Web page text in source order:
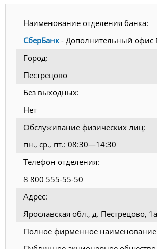
Наименование отделения банка:
СберБанк - Дополнительный
Город:
Пестрецово
Без выходных:
Нет
Обслуживание физических лиц:
пн., ср., пт.: 08:30—14:30
Телефон отделения:
8 800 555-55-50
Адрес:
Ярославская обл., д. Пестрецово, 1а
Полное фирменное наименование